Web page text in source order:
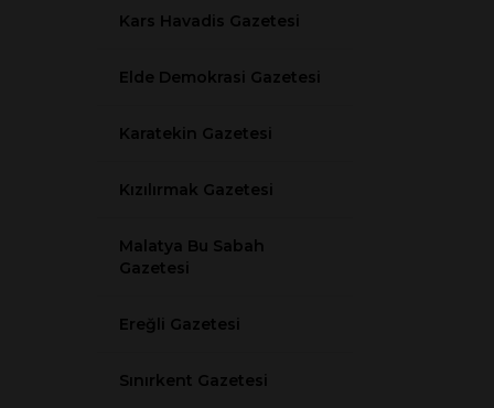
Kars Havadis Gazetesi
Elde Demokrasi Gazetesi
Karatekin Gazetesi
Kızılırmak Gazetesi
Malatya Bu Sabah
Gazetesi
Ereğli Gazetesi
Sınırkent Gazetesi